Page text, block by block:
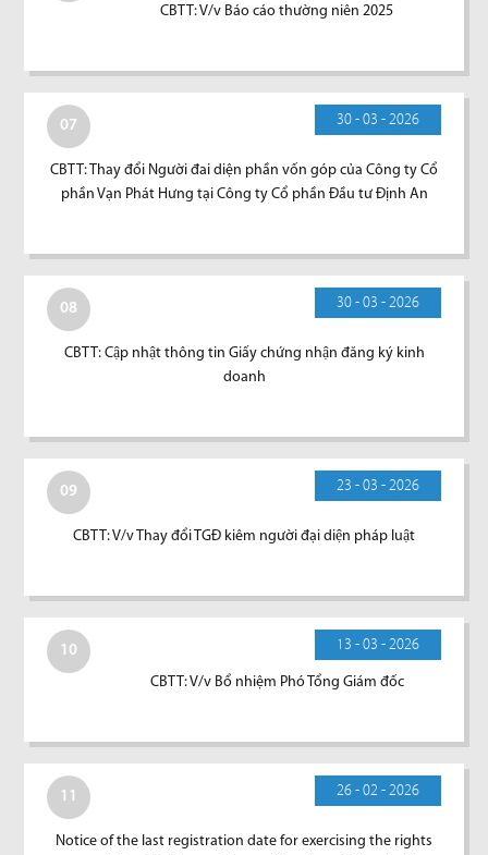
CBTT: V/v Báo cáo thường niên 2025
07 30 - 03 - 2026
CBTT: Thay đổi Người đai diện phần vốn góp của Công ty Cổ
phần Vạn Phát Hưng tại Công ty Cổ phần Đầu tư Định An
08 30 - 03 - 2026
CBTT: Cập nhật thông tin Giấy chứng nhận đăng ký kinh
doanh
09 23 - 03 - 2026
CBTT: V/v Thay đổi TGĐ kiêm người đại diện pháp luật
10 13 - 03 - 2026
CBTT: V/v Bổ nhiệm Phó Tổng Giám đốc
11 26 - 02 - 2026
Notice of the last registration date for exercising the rights